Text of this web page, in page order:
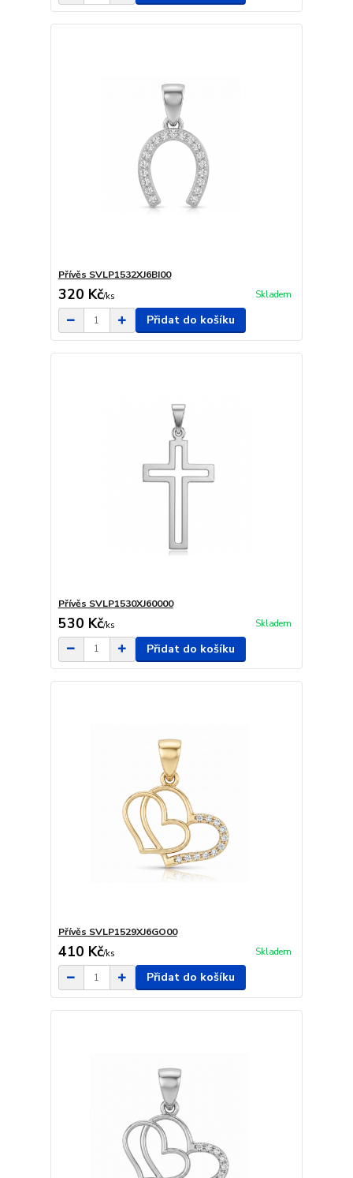
Přívěs SVLP1532XJ6BI00
320 Kč/ks Skladem
Přidat do košíku
Přívěs SVLP1530XJ60000
530 Kč/ks Skladem
Přidat do košíku
Přívěs SVLP1529XJ6GO00
410 Kč/ks Skladem
Přidat do košíku